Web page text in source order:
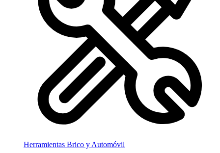
Herramientas Brico y Automóvil